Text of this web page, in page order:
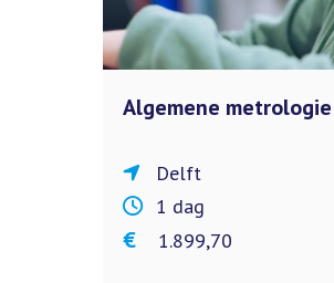
Algemene
Delft
1 dag
€ 1.899,70